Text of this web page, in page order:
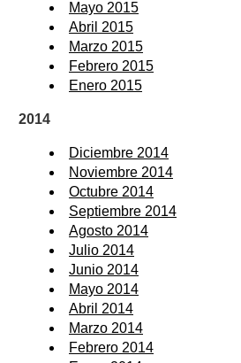
Mayo 2015
Abril 2015
Marzo 2015
Febrero 2015
Enero 2015
2014
Diciembre 2014
Noviembre 2014
Octubre 2014
Septiembre 2014
Agosto 2014
Julio 2014
Junio 2014
Mayo 2014
Abril 2014
Marzo 2014
Febrero 2014